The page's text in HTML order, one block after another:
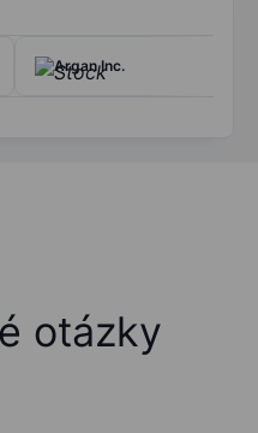
Argan Inc.
otázky